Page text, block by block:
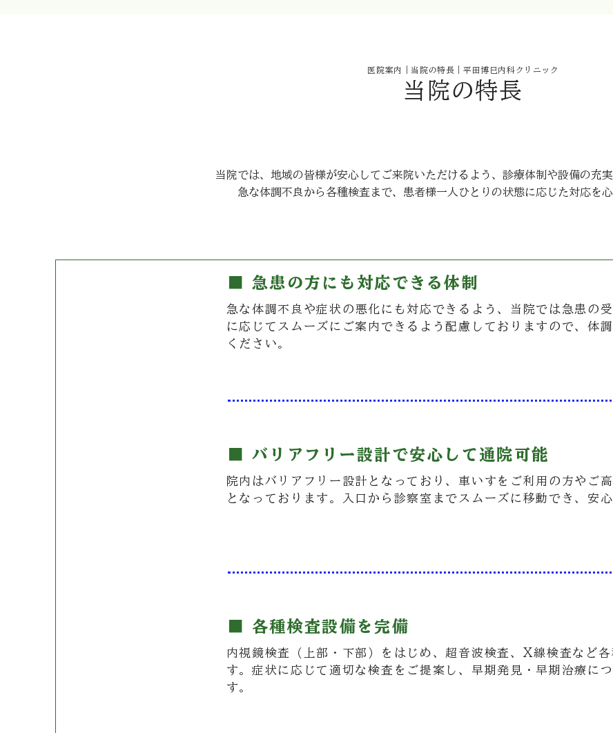
医院案内｜当院の特長｜平田博巳内科クリニック
当院の特長
当院では、地域の皆様が安心してご来院いただけるよう、診療体制や設備の充実
急な体調不良から各種検査まで、患者様一人ひとりの状態に応じた対応を心
■ 急患の方にも対応できる体制
急な体調不良や症状の悪化にも対応できるよう、当院では急患の
に応じてスムーズにご案内できるよう配慮しておりますので、体
ください。
■ バリアフリー設計で安心して通院可能
院内はバリアフリー設計となっており、車いすをご利用の方やご
となっております。入口から診察室までスムーズに移動でき、安
■ 各種検査設備を完備
内視鏡検査（上部・下部）をはじめ、超音波検査、X線検査など
す。症状に応じて適切な検査をご提案し、早期発見・早期治療に
す。